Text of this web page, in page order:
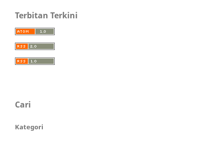
Terbitan Terkini
Cari
Kategori